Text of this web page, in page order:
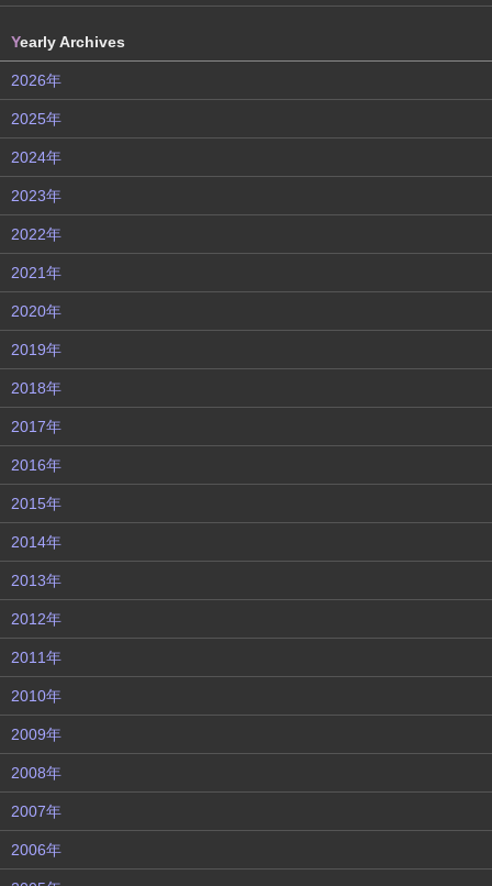
Yearly Archives
2026年
2025年
2024年
2023年
2022年
2021年
2020年
2019年
2018年
2017年
2016年
2015年
2014年
2013年
2012年
2011年
2010年
2009年
2008年
2007年
2006年